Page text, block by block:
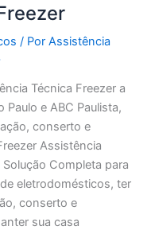
/ PorAssistência
Técnica Freezer a
Paulo e ABC Paulista,
conserto e
Assistência
Solução Completa para
eletrodomésticos, ter
conserto e
sua casa